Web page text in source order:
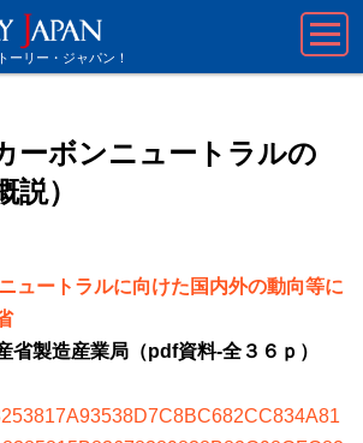
ーリー・ジャパン！
ーボンニュートラルの
）
ュートラルに向けた国内外の動向等に
省製造産業局（pdf資料-全３６ｐ）